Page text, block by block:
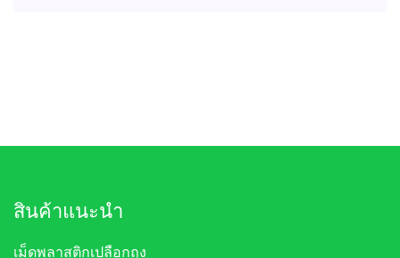
สินค้าแนะนำ
เม็ดพลาสติกเปลือกถุง